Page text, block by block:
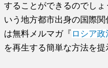
することができるのでし
いう地方都市出身の国際関
は無料メルマガ『 ロシア
を再生する簡単な方法を提